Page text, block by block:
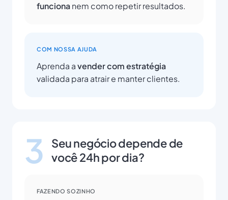
funcionanem como repetir resultados.
COM NOSSA AJUDA
Aprenda avender com estratégia
validada para atrair e manter clientes.
3
Seu negócio depende de
você 24h por dia?
FAZENDO SOZINHO